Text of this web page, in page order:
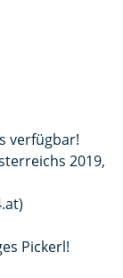
verfügbar!
2019,
Pickerl!